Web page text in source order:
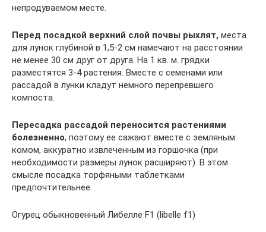
непродуваемом месте.
Перед посадкой верхний слой почвы рыхлят, места
для лунок глубиной в 1,5-2 см намечают на расстоянии
не менее 30 см друг от друга. На 1 кв. м. грядки
разместятся 3-4 растения. Вместе с семенами или
рассадой в лунки кладут немного перепревшего
компоста.
Пересадка рассадой переносится растениями
болезненно, поэтому ее сажают вместе с земляным
комом, аккуратно извлеченным из горшочка (при
необходимости размеры лунок расширяют). В этом
смысле посадка торфяными таблетками
предпочтительнее.
Огурец обыкновенный Либелле F1 (libelle f1)